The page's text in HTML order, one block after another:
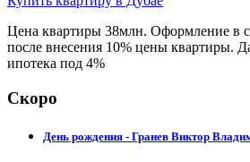
Цена квартиры 38млн. Оформление в
после внесения 10% цены квартиры.
ипотека под 4%
Скоро
День рождения - Гранев Виктор